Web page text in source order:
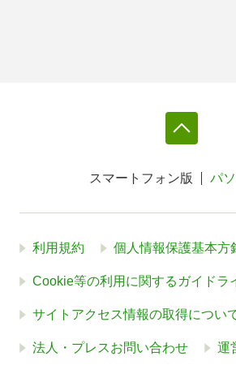
スマートフォン版 パ
利用規約 個人情報保護基本方
Cookie等の利用に関するガイドラ
サイトアクセス情報の取得につい
法人・プレスお問い合わせ 運